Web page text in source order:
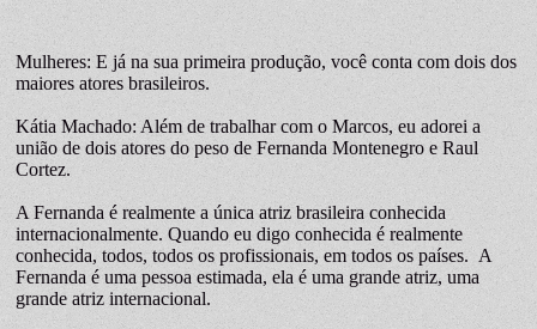
Mulheres: E já na sua primeira produção, você conta com dois dos
maiores atores brasileiros.
Kátia Machado: Além de trabalhar com o Marcos, eu adorei a
união de dois atores do peso de Fernanda Montenegro e Raul
Cortez.
A Fernanda é realmente a única atriz brasileira conhecida
internacionalmente. Quando eu digo conhecida é realmente
conhecida, todos, todos os profissionais, em todos os países. A
Fernanda é uma pessoa estimada, ela é uma grande atriz, uma
grande atriz internacional.